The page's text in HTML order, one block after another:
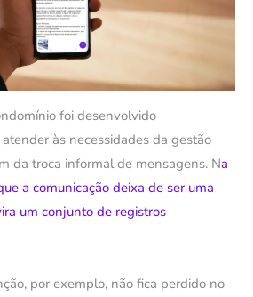
foi desenvolvido
às necessidades da gestão
da troca informal de mensagens. Na
a comunicação deixa de ser uma
um conjunto de registros
por exemplo, não fica perdido no